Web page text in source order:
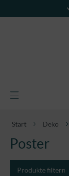
Produkte filtern
Start Deko
Poster